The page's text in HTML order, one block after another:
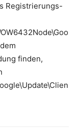
Registrierungs-
finden,